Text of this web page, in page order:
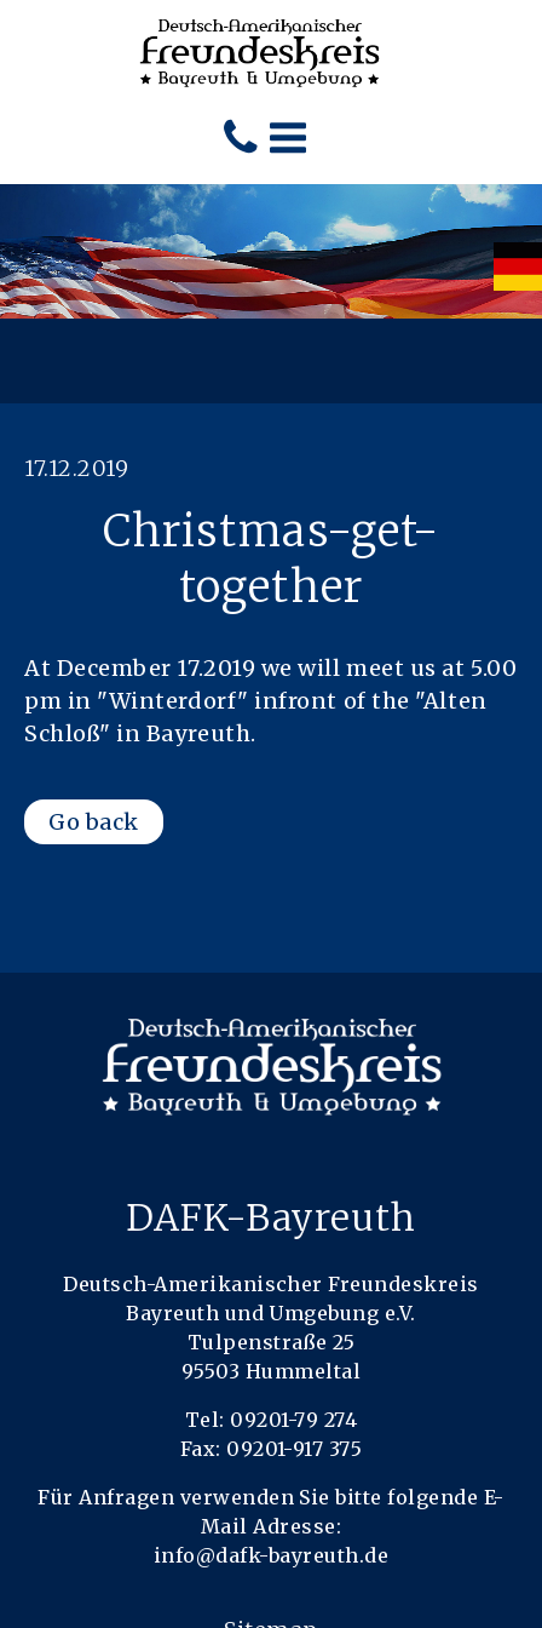
17.12.2019
Christmas-get-
together
At December 17.2019 we will meet us at 5.00
pm in "Winterdorf" infront of the "Alten
Schloß" in Bayreuth.
Go back
DAFK-Bayreuth
Deutsch-Amerikanischer Freundeskreis
Bayreuth und Umgebung e.V.
Tulpenstraße 25
95503 Hummeltal
Tel: 09201-79 274
Fax: 09201-917 375
Für Anfragen verwenden Sie bitte folgende E-
Mail Adresse:
info@dafk-bayreuth.de